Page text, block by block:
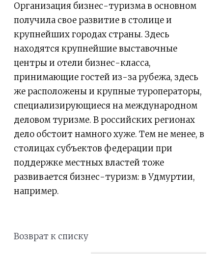
Организация бизнес-туризма в основном
получила свое развитие в столице и
крупнейших городах страны. Здесь
находятся крупнейшие выставочные
центры и отели бизнес-класса,
принимающие гостей из-за рубежа, здесь
же расположены и крупные туроператоры,
специализирующиеся на международном
деловом туризме. В российских регионах
дело обстоит намного хуже. Тем не менее, в
столицах субъектов федерации при
поддержке местных властей тоже
развивается бизнес-туризм: в Удмуртии,
например.
Возврат к списку